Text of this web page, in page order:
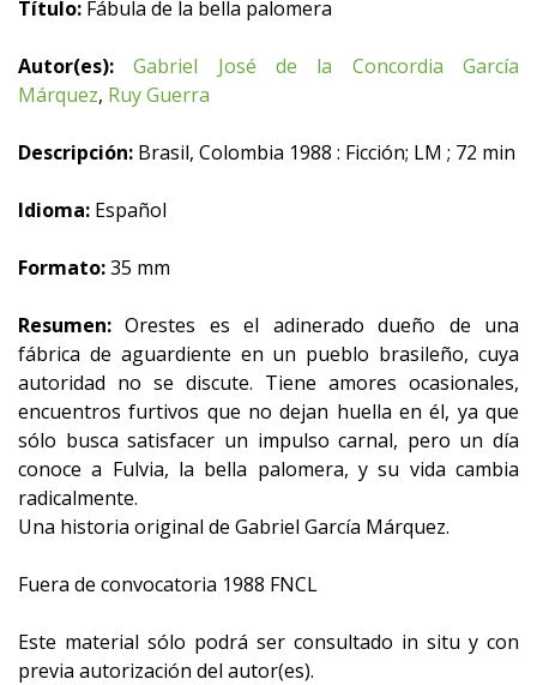
Título: Fábula de la bella palomera
Autor(es):
Gabriel José de la Concordia García
Márquez, Ruy Guerra
Descripción: Brasil, Colombia 1988 : Ficción; LM ; 72 min
Idioma: Español
Formato:35 mm
Resumen: Orestes es el adinerado dueño de una
fábrica de aguardiente en un pueblo brasileño, cuya
autoridad no se discute. Tiene amores ocasionales,
encuentros furtivos que no dejan huella en él, ya que
sólo busca satisfacer un impulso carnal, pero un día
conoce a Fulvia, la bella palomera, y su vida cambia
radicalmente.
Una historia original de Gabriel García Márquez.
Fuera de convocatoria 1988 FNCL
Este material sólo podrá ser consultado in situ y con
previa autorización del autor(es).